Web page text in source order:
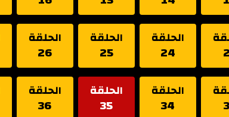
الحلقة
24
الحلقة
25
الحلقة
26
الحلقة
34
الحلقة
35
الحلقة
36